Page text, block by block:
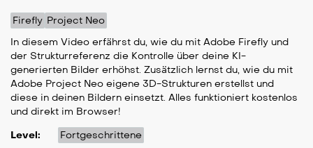
Firefly Project Neo
In diesem Video erfährst du, wie du mit Adobe Firefly und
der Strukturreferenz die Kontrolle über deine KI-
generierten Bilder erhöhst. Zusätzlich lernst du, wie du mit
Adobe Project Neo eigene 3D-Strukturen erstellst und
diese in deinen Bildern einsetzt. Alles funktioniert kostenlos
und direkt im Browser!
Level:
Fortgeschrittene